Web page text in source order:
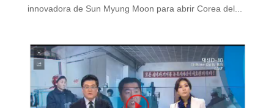
innovadora de Sun Myung Moon para abrir Corea del...